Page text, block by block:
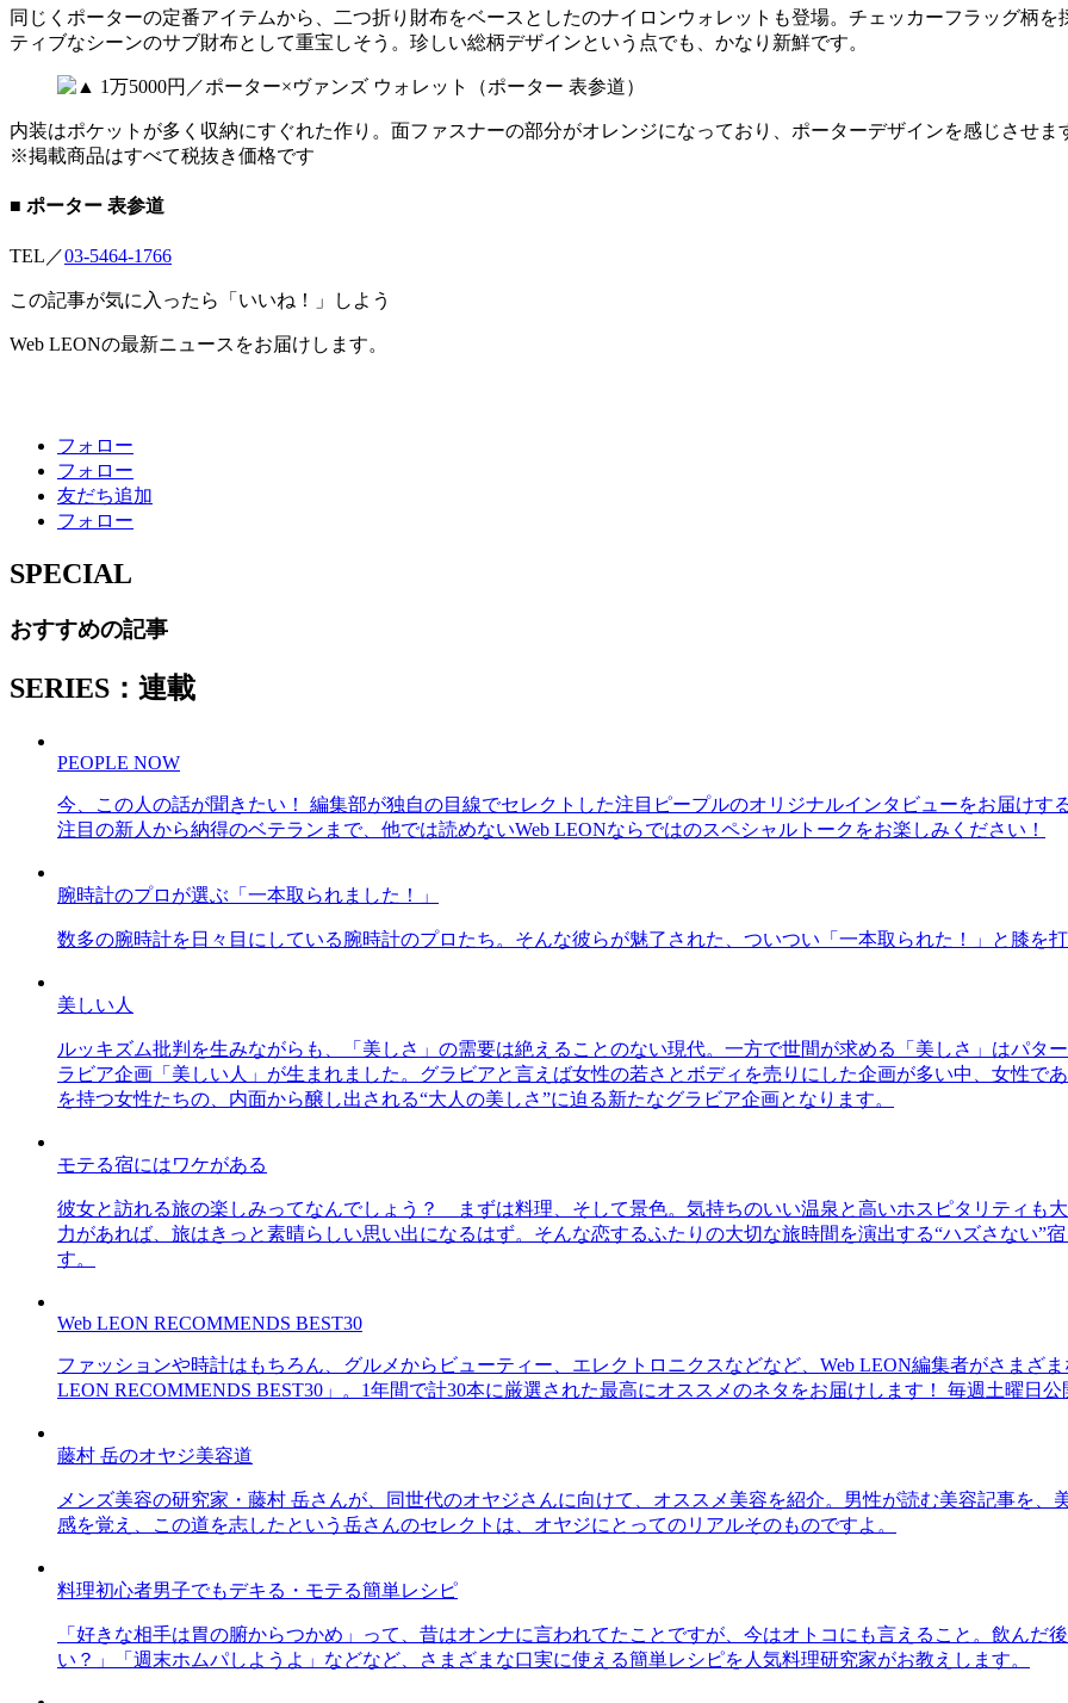
同じくポーターの定番アイテムから、二つ折り財布をベースとしたのナイロンウォレットも登場。チェッカーフラッグ柄
ティブなシーンのサブ財布として重宝しそう。珍しい総柄デザインという点でも、かなり新鮮です。
内装はポケットが多く収納にすぐれた作り。面ファスナーの部分がオレンジになっており、ポーターデザインを感じさせま
※掲載商品はすべて税抜き価格です
■ ポーター 表参道
TEL／03-5464-1766
この記事が気に入ったら「いいね！」しよう
Web LEONの最新ニュースをお届けします。
フォロー
フォロー
友だち追加
フォロー
SPECIAL
おすすめの記事
SERIES：連載
PEOPLE NOW
今、この人の話が聞きたい！ 編集部が独自の目線でセレクトした注目ピープルのオリジナルインタビューをお届け
注目の新人から納得のベテランまで、他では読めないWeb LEONならではのスペシャルトークをお楽しみください！
腕時計のプロが選ぶ「一本取られました！」
数多の腕時計を日々目にしている腕時計のプロたち。そんな彼らが魅了された、ついつい「一本取られた！」と膝を
美しい人
ルッキズム批判を生みながらも、「美しさ」の需要は絶えることのない現代。一方で世間が求める「美しさ」はパタ
ラビア企画「美しい人」が生まれました。グラビアと言えば女性の若さとボディを売りにした企画が多い中、女性で
を持つ女性たちの、内面から醸し出される“大人の美しさ”に迫る新たなグラビア企画となります。
モテる宿にはワケがある
彼女と訪れる旅の楽しみってなんでしょう？ まずは料理、そして景色。気持ちのいい温泉と高いホスピタリティも
力があれば、旅はきっと素晴らしい思い出になるはず。そんな恋するふたりの大切な旅時間を演出する“ハズさない”
す。
Web LEON RECOMMENDS BEST30
ファッションや時計はもちろん、グルメからビューティー、エレクトロニクスなどなど、Web LEON編集者がさまざ
LEON RECOMMENDS BEST30」。1年間で計30本に厳選された最高にオススメのネタをお届けします！ 毎週土曜日公
藤村 岳のオヤジ美容道
メンズ美容の研究家・藤村 岳さんが、同世代のオヤジさんに向けて、オススメ美容を紹介。男性が読む美容記事を
感を覚え、この道を志したという岳さんのセレクトは、オヤジにとってのリアルそのものですよ。
料理初心者男子でもデキる・モテる簡単レシピ
「好きな相手は胃の腑からつかめ」って、昔はオンナに言われてたことですが、今はオトコにも言えること。飲ん
い？」「週末ホムパしようよ」などなど、さまざまな口実に使える簡単レシピを人気料理研究家がお教えします。